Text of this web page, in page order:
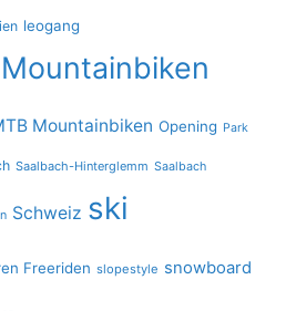
leogang
Mountainbiken
Mountainbiken Opening Park
Saalbach-Hinterglemm Saalbach
Schweiz ski
Freeriden slopestyle snowboard